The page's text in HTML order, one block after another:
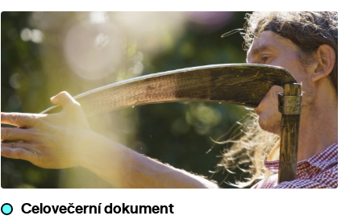
Celovečerní dokument